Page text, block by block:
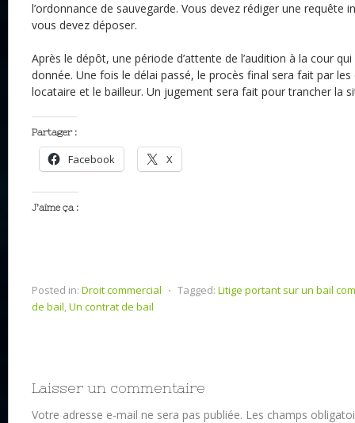
l’ordonnance de sauvegarde. Vous devez rédiger une requête
vous devez déposer.
Après le dépôt, une période d’attente de l’audition à la cour
donnée. Une fois le délai passé, le procès final sera fait par les
locataire et le bailleur. Un jugement sera fait pour trancher la
Partager :
Facebook X
J’aime ça :
Posted in: Droit commercial ⋅ Tagged: Litige portant sur un bail
de bail,Un contrat de bail
Laisser un commentaire
Votre adresse e-mail ne sera pas publiée. Les champs